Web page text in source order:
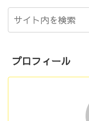
プロフィール